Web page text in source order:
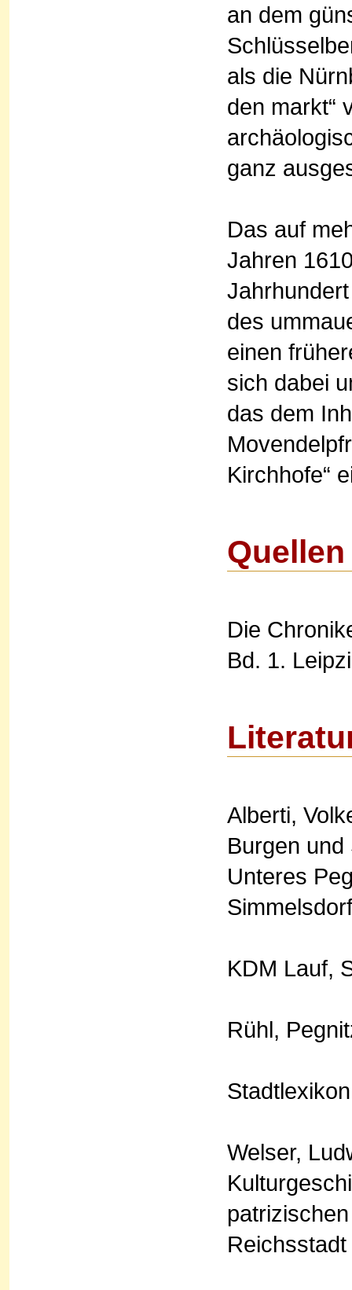
an dem
als die
den markt“
ganz
Das auf
Jahren
des
einen
sich dabei
das dem
Kirchhofe“
Quellen
Die
Bd. 1.
Alberti,
Burgen
Unteres
KDM Lauf,
Rühl,
Welser,